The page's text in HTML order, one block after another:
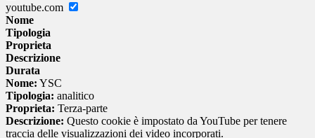
youtube.com
Nome
Tipologia
Proprieta
Descrizione
Durata
Nome: YSC
Tipologia: analitico
Proprieta: Terza-parte
Descrizione: Questo cookie è impostato da YouTube per tenere
traccia delle visualizzazioni dei video incorporati.